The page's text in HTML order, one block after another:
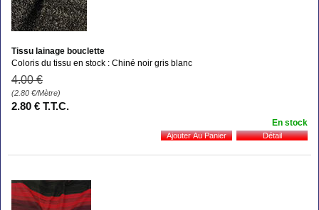
Tissu lainage bouclette
Coloris du tissu en stock : Chiné noir gris blanc
4.00 €
(2.80 €/Mètre)
2.80 € T.T.C.
En stock